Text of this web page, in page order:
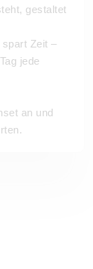
gestaltet
Zeit –
jede
an und